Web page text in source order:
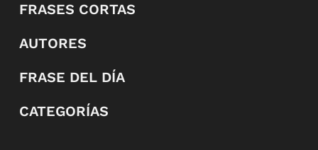
FRASES CORTAS
AUTORES
FRASE DEL DÍA
CATEGORÍAS